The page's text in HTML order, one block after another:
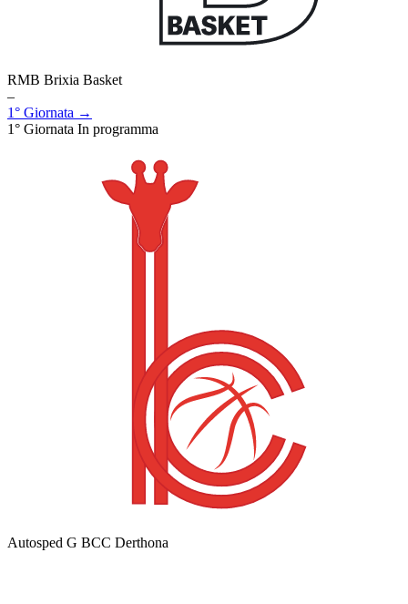
RMB Brixia Basket
–
1° Giornata →
1° Giornata In programma
Autosped G BCC Derthona